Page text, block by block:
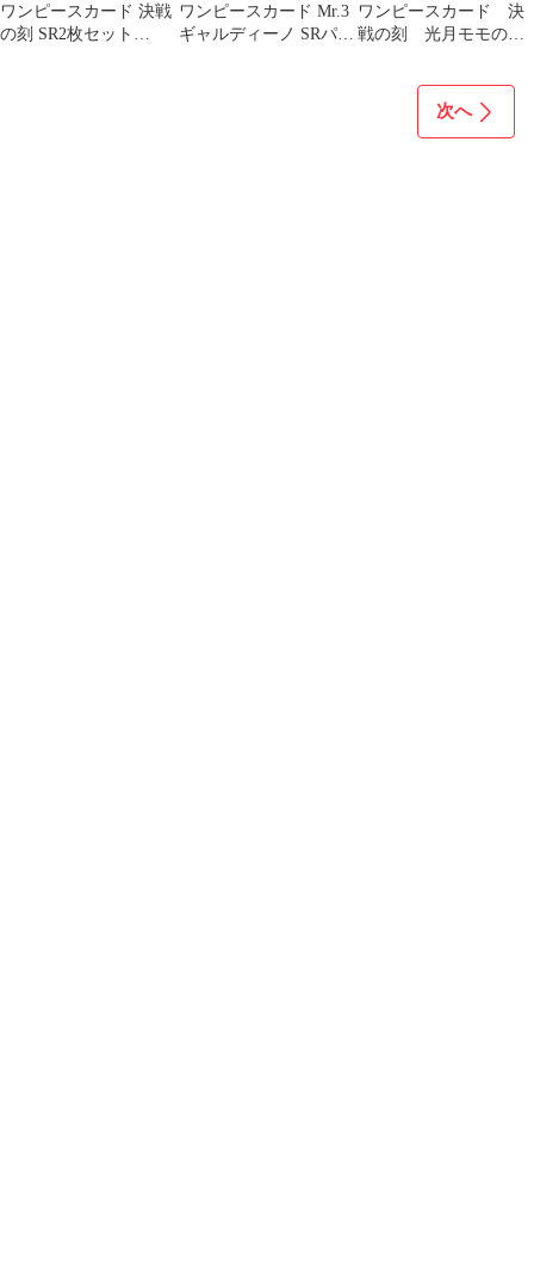
ワンピースカード 決戦
の刻 SR2枚セット
ワンピースカード Mr.3
ギャルディーノ SRパラ
ワンピースカード 決
戦の刻 光月モモの
次へ